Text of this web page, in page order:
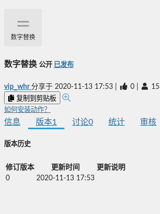
数字替换
数字替换 公开 已发布
vip_whr分享于 2020-11-13 17:53 0 15
复制到剪贴板
如何安装动作？
信息 版本1 讨论0 统计 审核
版本历史
修订版本 更新时间
更新说明
0
2020-11-13 17:53